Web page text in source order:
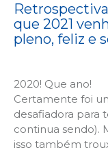
que 2021
pleno, feliz e
2020! Que ano!
Certamente foi
desafiadora para
continua sendo).
isso também